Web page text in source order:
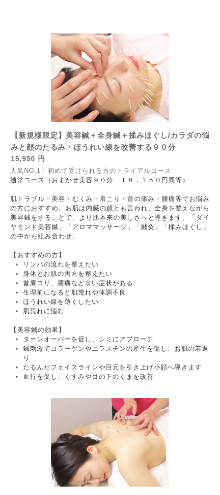
【新規様限定】美容鍼＋全身鍼＋揉みほぐし/カラダの悩
みと顔のたるみ・ほうれい線を改善する９０分
15,950 円
人気NO.1！初めて受けられる方のトライアルコース
通常コース（おまかせ美容９０分 １８，１５０円同等）
肌トラブル・美容・むくみ・肩こり・首の痛み・腰痛等でお悩み
の方におすすめ。 お肌は内臓の鏡とも言われ、全身を整えながら
美容鍼をすることで、より肌本来の美しさへと導きます。
「ダイ
ヤモンド美容鍼」「アロママッサージ」「鍼灸」「揉みほぐし」
の中から組み合わせ。
【おすすめの方】
リンパの流れを整えたい
身体とお肌の両方を整えたい
首肩コリ、腰痛など辛い症状がある
生理前になると肌荒れや体調不良
ほうれい線を薄くしたい
肌荒れに悩む
【美容鍼の効果】
ターンオーバーを促し、シミにアプローチ
鍼刺激でコラーゲンやエラスチンの産生を促し、お肌の若返
り
たるんだフェイスラインや目元を引き上げ小顔へ導きます
血行を促し、くすみや目の下のくまを改善